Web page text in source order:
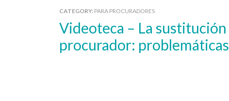
CATEGORY: PARA PROCURADORES
Videoteca – La sustitución del
procurador: problemáticas